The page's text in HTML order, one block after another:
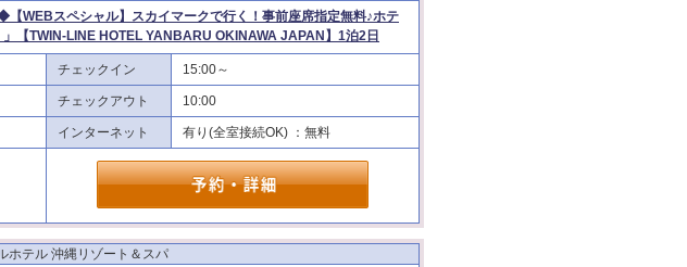
WEBスペシャル】スカイマークで行く！事前座席指定無料♪ホテ
【TWIN-LINE HOTEL YANBARU OKINAWA JAPAN】1泊2日
チェックイン 15:00～
チェックアウト 10:00
インターネット 有り(全室接続OK) ：無料
ホテル 沖縄リゾート＆スパ